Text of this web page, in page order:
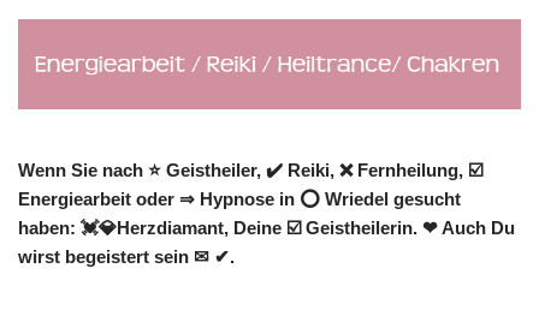
Wenn Sie nach ⭐ Geistheiler, ✔️ Reiki, ❌ Fernheilung, ☑️
Energiearbeit oder ⇒ Hypnose in ⭕ Wriedel gesucht
haben: 💓️💎Herzdiamant, Deine ☑️ Geistheilerin. ❤ Auch Du
wirst begeistert sein ✉ ✔.